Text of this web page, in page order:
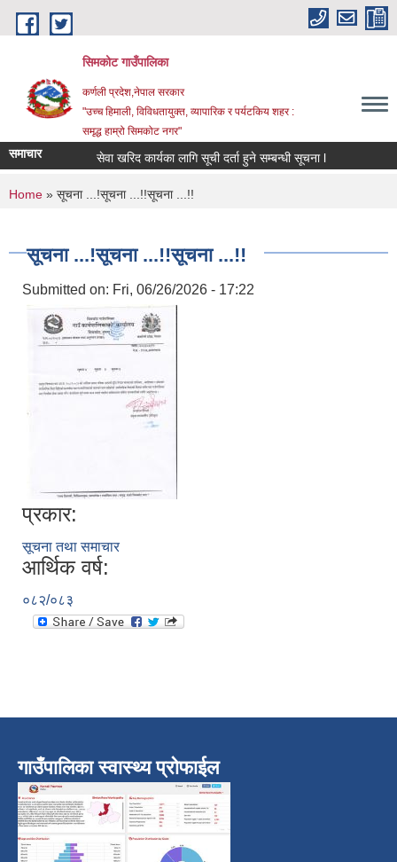
Skip to main content
सिमकोट गाउँपालिका
कर्णली प्रदेश,नेपाल सरकार
"उच्च हिमाली, विविधतायुक्त, व्यापारिक र पर्यटकिय शहर :
समृद्ध हाम्रो सिमकोट नगर"
समाचार सेवा खरिद कार्यका लागि सूची दर्ता हुने सम्बन्धी सूचना l
You are here
Home » सूचना ...!सूचना ...!!सूचना ...!!
सूचना ...!सूचना ...!!सूचना ...!!
Submitted on: Fri, 06/26/2026 - 17:22
प्रकार:
सूचना तथा समाचार
आर्थिक वर्ष:
०८२/०८३
गाउँपालिका स्वास्थ्य प्रोफाईल